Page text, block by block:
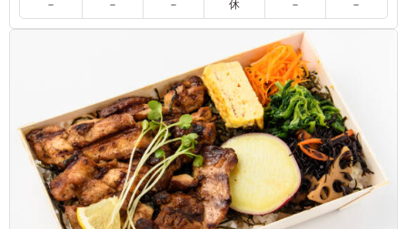
5.0
大好きな鯖と唐揚げが一度に味わえる贅沢なお弁当。鯖は
旨味が凝縮されていて、唐揚げは冷めてもジューシーさが
保たれています。ボリューム満点でお腹いっぱい、元気が
もらえる大満足のメニューでした。
ご利用シーン：ロケ・撮影›スタジオ撮影
東京都世田谷区野沢2026/06/15
－ － － 休 － －